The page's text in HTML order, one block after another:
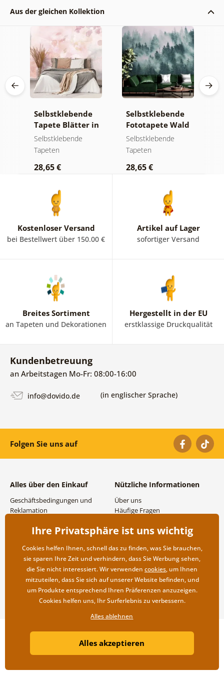
Aus der gleichen Kollektion
Selbstklebende
Tapete Blätter in
Pastelltönen
Selbstklebende
Tapeten
28,65 €
Selbstklebende
Fototapete Wald
im Nebel
Selbstklebende
Tapeten
28,65 €
Kostenloser Versand
bei Bestellwert über 150.00 €
Artikel auf Lager
sofortiger Versand
Breites Sortiment
an Tapeten und Dekorationen
Hergestellt in der EU
erstklassige Druckqualität
Kundenbetreuung
an Arbeitstagen Mo-Fr: 08:00-16:00
info@dovido.de (in englischer Sprache)
Folgen Sie uns auf
Alles über den Einkauf
Geschäftsbedingungen und
Reklamation
Versand- und
Rücksendung der Ware
Nützliche Informationen
Über uns
Häufige Fragen
Großhandel und
Copyright ©2019 © Dovido.de.
Litvanyi.sk| Online-Shop erstellt von
Ihre Privatsphäre ist uns wichtig
Cookies helfen Ihnen, schnell das zu finden, was Sie brauchen,
sie sparen Ihre Zeit und verhindern, dass Sie Werbung sehen,
die Sie nicht interessiert. Wir verwenden cookies, um Ihnen
mitzuteilen, dass Sie sich auf unserer Website befinden, und
um Produkte entsprechend Ihren Präferenzen anzuzeigen.
Cookies helfen uns, Ihr Surferlebnis zu verbessern.
Alles ablehnen
Alles akzeptieren